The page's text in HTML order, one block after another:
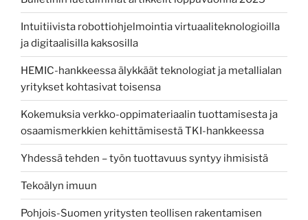
Intuitiivista robottiohjelmointia virtuaaliteknologioilla
ja digitaalisilla kaksosilla
HEMIC-hankkeessa älykkäät teknologiat ja metallialan
yritykset kohtasivat toisensa
Kokemuksia verkko-oppimateriaalin tuottamisesta ja
osaamismerkkien kehittämisestä TKI-hankkeessa
Yhdessä tehden – työn tuottavuus syntyy ihmisistä
Tekoälyn imuun
Pohjois-Suomen yritysten teollisen rakentamisen